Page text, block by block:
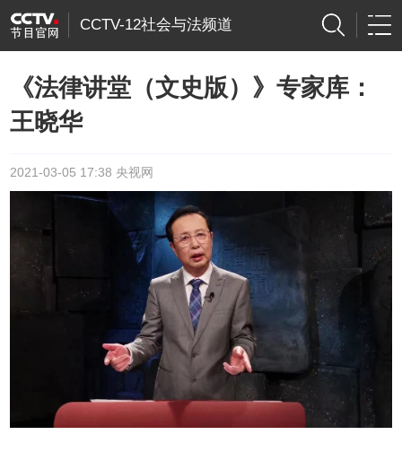
CCTV-12社会与法频道
《法律讲堂（文史版）》专家库：
王晓华
2021-03-05 17:38 央视网